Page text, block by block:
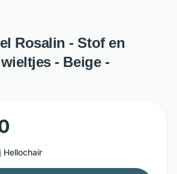
Rosalin - Stof en
- Beige -
Hellochair